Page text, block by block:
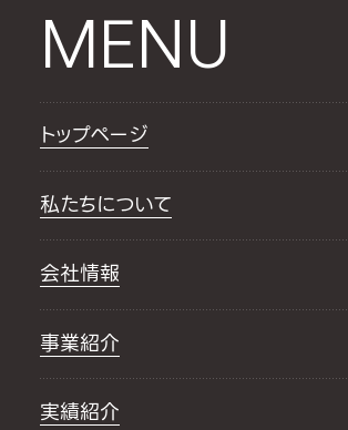
MENU
トップページ
私たちについて
会社情報
事業紹介
実績紹介